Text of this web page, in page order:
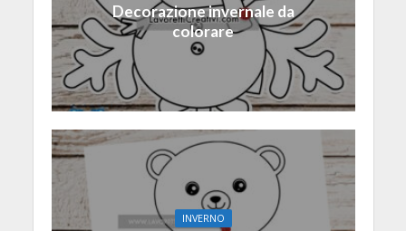
Decorazione invernale da
colorare
INVERNO